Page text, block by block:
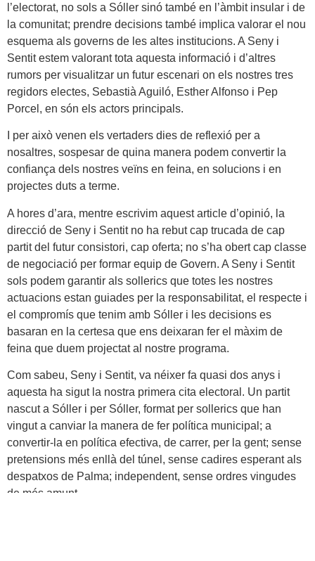
l’electorat, no sols a Sóller sinó també en l’àmbit insular i de
la comunitat; prendre decisions també implica valorar el nou
esquema als governs de les altes institucions. A Seny i
Sentit estem valorant tota aquesta informació i d’altres
rumors per visualitzar un futur escenari on els nostres tres
regidors electes, Sebastià Aguiló, Esther Alfonso i Pep
Porcel, en són els actors principals.
I per això venen els vertaders dies de reflexió per a
nosaltres, sospesar de quina manera podem convertir la
confiança dels nostres veïns en feina, en solucions i en
projectes duts a terme.
A hores d’ara, mentre escrivim aquest article d’opinió, la
direcció de Seny i Sentit no ha rebut cap trucada de cap
partit del futur consistori, cap oferta; no s’ha obert cap classe
de negociació per formar equip de Govern. A Seny i Sentit
sols podem garantir als sollerics que totes les nostres
actuacions estan guiades per la responsabilitat, el respecte i
el compromís que tenim amb Sóller i les decisions es
basaran en la certesa que ens deixaran fer el màxim de
feina que duem projectat al nostre programa.
Com sabeu, Seny i Sentit, va néixer fa quasi dos anys i
aquesta ha sigut la nostra primera cita electoral. Un partit
nascut a Sóller i per Sóller, format per sollerics que han
vingut a canviar la manera de fer política municipal; a
convertir-la en política efectiva, de carrer, per la gent; sense
pretensions més enllà del túnel, sense cadires esperant als
despatxos de Palma; independent, sense ordres vingudes
de més amunt.